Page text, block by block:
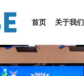
首页 关于我们